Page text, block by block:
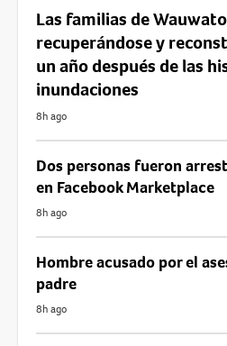
Las familias de
recuperándose y
un año después de las
inundaciones
8h ago
Dos personas fueron
en Facebook Marketplace
8h ago
Hombre acusado por el
padre
8h ago